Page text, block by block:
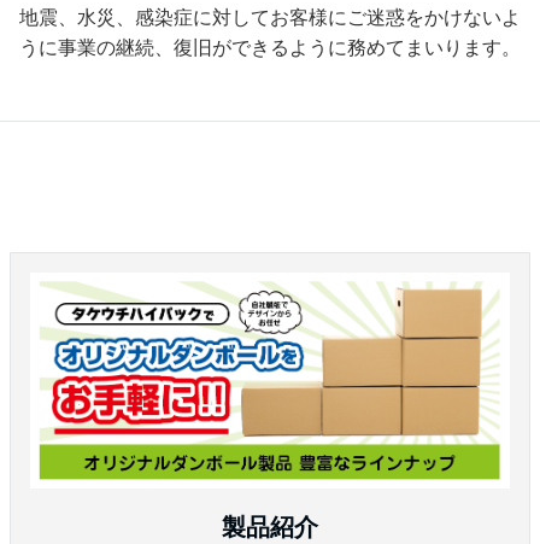
地震、水災、感染症に対してお客様にご迷惑をかけないよ
うに事業の継続、復旧ができるように務めてまいります。
製品紹介